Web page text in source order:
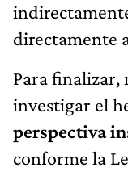
directamente
Para finalizar,
investigar el
perspectiva
conforme la